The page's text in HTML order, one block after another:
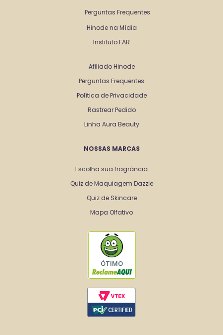
Perguntas Frequentes
Hinode na Mídia
Instituto FAR
Afiliado Hinode
Perguntas Frequentes
Política de Privacidade
Rastrear Pedido
Linha Aura Beauty
NOSSAS MARCAS
Escolha sua fragrância
Quiz de Maquiagem Dazzle
Quiz de Skincare
Mapa Olfativo
ÓTIMO